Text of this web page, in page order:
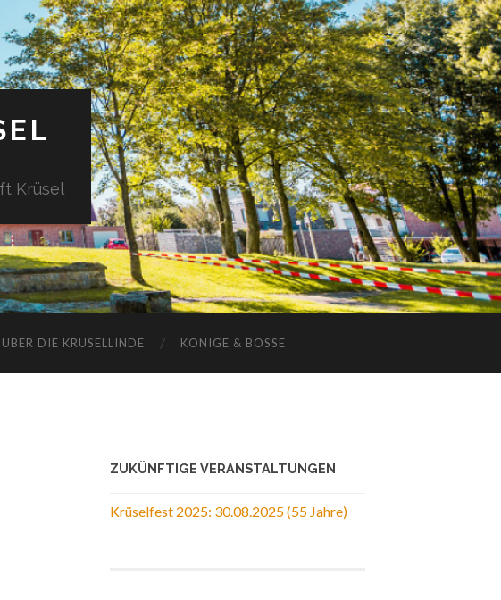
Krüsel
ÜBER DIE KRÜSELLINDE KÖNIGE & BOSSE
ZUKÜNFTIGE VERANSTALTUNGEN
Krüselfest 2025: 30.08.2025 (55 Jahre)